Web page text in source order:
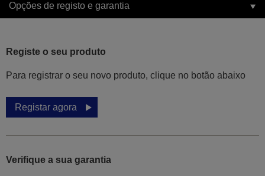
Opções de registo e garantia
Registe o seu produto
Para registrar o seu novo produto, clique no botão abaixo
Registar agora
Verifique a sua garantia